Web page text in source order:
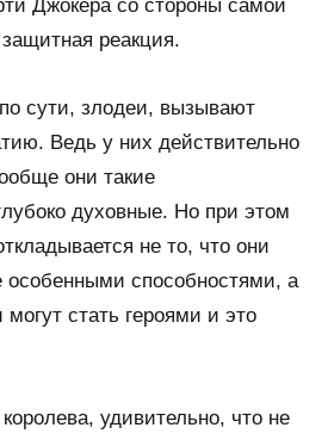
Джокера со стороны самой
реакция.
сути, злодеи, вызывают
Ведь у них действительно
они такие
духовные. Но при этом
не то, что они
способностями, а
могут стать героями и это
удивительно, что не